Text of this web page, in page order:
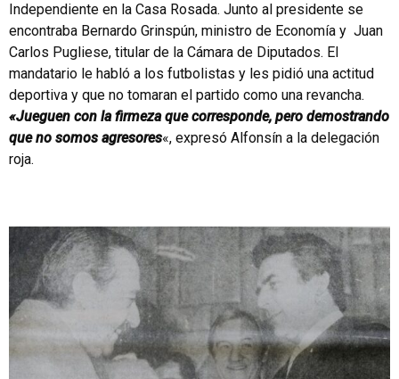
Independiente en la Casa Rosada. Junto al presidente se
encontraba Bernardo Grinspún, ministro de Economía y Juan
Carlos Pugliese, titular de la Cámara de Diputados. El
mandatario le habló a los futbolistas y les pidió una actitud
deportiva y que no tomaran el partido como una revancha.
«Jueguen con la firmeza que corresponde, pero demostrando
que no somos agresores«, expresó Alfonsín a la delegación
roja.